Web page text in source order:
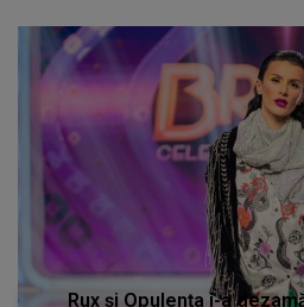
Rux și Opulența i-a